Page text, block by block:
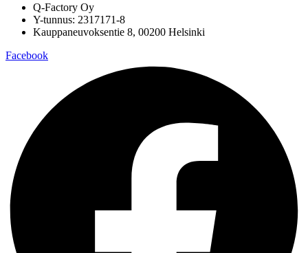
Q-Factory Oy
Y-tunnus: 2317171-8
Kauppaneuvoksentie 8, 00200 Helsinki
Facebook